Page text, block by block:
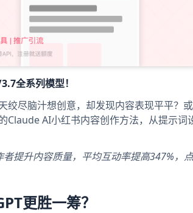
全系列模型！
绞尽脑汁想创意，却发现内容表现平平？
Claude AI小红书内容创作方法，从提示词
提升内容质量，平均互动率提高347%，
更胜一筹？